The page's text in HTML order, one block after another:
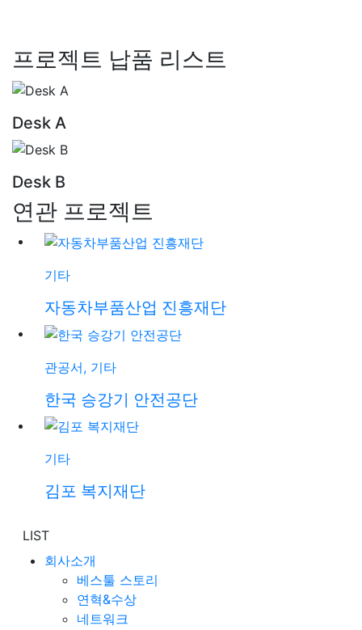
프로젝트 납품 리스트
Desk A
Desk B
연관 프로젝트
기타
자동차부품산업 진흥재단
관공서, 기타
한국 승강기 안전공단
기타
김포 복지재단
LIST
회사소개
베스툴 스토리
연혁&수상
네트워크